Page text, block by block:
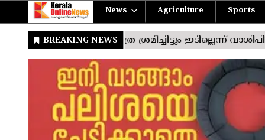
News Agriculture Sports